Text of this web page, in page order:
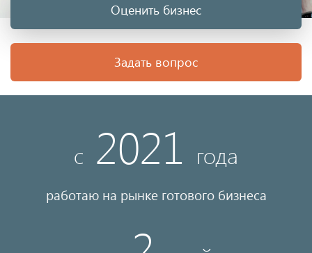
Оценить бизнес
Задать вопрос
с 2021 года
работаю на рынке готового бизнеса